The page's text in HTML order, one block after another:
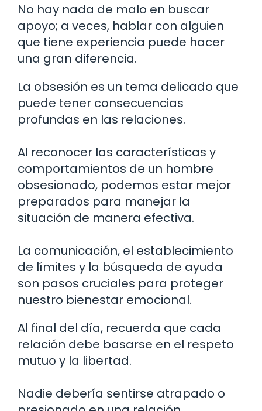
No hay nada de malo en buscar
apoyo; a veces, hablar con alguien
que tiene experiencia puede hacer
una gran diferencia.
La obsesión es un tema delicado que
puede tener consecuencias
profundas en las relaciones.
Al reconocer las características y
comportamientos de un hombre
obsesionado, podemos estar mejor
preparados para manejar la
situación de manera efectiva.
La comunicación, el establecimiento
de límites y la búsqueda de ayuda
son pasos cruciales para proteger
nuestro bienestar emocional.
Al final del día, recuerda que cada
relación debe basarse en el respeto
mutuo y la libertad.
Nadie debería sentirse atrapado o